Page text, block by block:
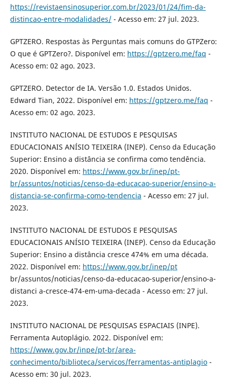
https://revistaensinosuperior.com.br/2023/01/24/fim-da-
distincao-entre-modalidades/- Acesso em: 27 jul. 2023.
GPTZERO. Respostas às Perguntas mais comuns do GTPZero:
O que é GPTZero?. Disponível em: https://gptzero.me/faq -
Acesso em: 02 ago. 2023.
GPTZERO. Detector de IA. Versão 1.0. Estados Unidos.
Edward Tian, 2022. Disponível em: https://gptzero.me/faq -
Acesso em: 02 ago. 2023.
INSTITUTO NACIONAL DE ESTUDOS E PESQUISAS
EDUCACIONAIS ANÍSIO TEIXEIRA (INEP). Censo da Educação
Superior: Ensino a distância se confirma como tendência.
2020. Disponível em: https://www.gov.br/inep/pt-
br/assuntos/noticias/censo-da-educacao-superior/ensino-a-
distancia-se-confirma-como-tendencia - Acesso em: 27 jul.
2023.
INSTITUTO NACIONAL DE ESTUDOS E PESQUISAS
EDUCACIONAIS ANÍSIO TEIXEIRA (INEP). Censo da Educação
Superior: Ensino a distância cresce 474% em uma década.
2022. Disponível em: https://www.gov.br/inep/pt
br/assuntos/noticias/censo-da-educacao-superior/ensino-a-
distanci a-cresce-474-em-uma-decada - Acesso em: 27 jul.
2023.
INSTITUTO NACIONAL DE PESQUISAS ESPACIAIS (INPE).
Ferramenta Autoplágio. 2022. Disponível em:
https://www.gov.br/inpe/pt-br/area-
conhecimento/biblioteca/servicos/ferramentas-antiplagio-
Acesso em: 30 jul. 2023.